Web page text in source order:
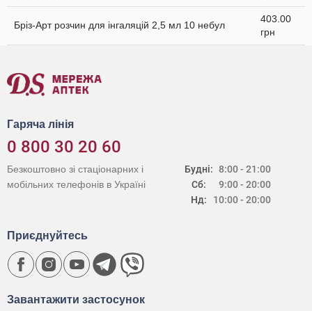
Бріз-Арт розчин для інгаляцій 2,5 мл 10 небул
403.00
грн
Гаряча лінія
0 800 30 20 60
Будні:
Сб:
Нд:
8:00 - 21:00
9:00 - 20:00
10:00 - 20:00
Безкоштовно зі стаціонарних і
мобільних телефонів в Україні
Завантажити застосунок
Приєднуйтесь